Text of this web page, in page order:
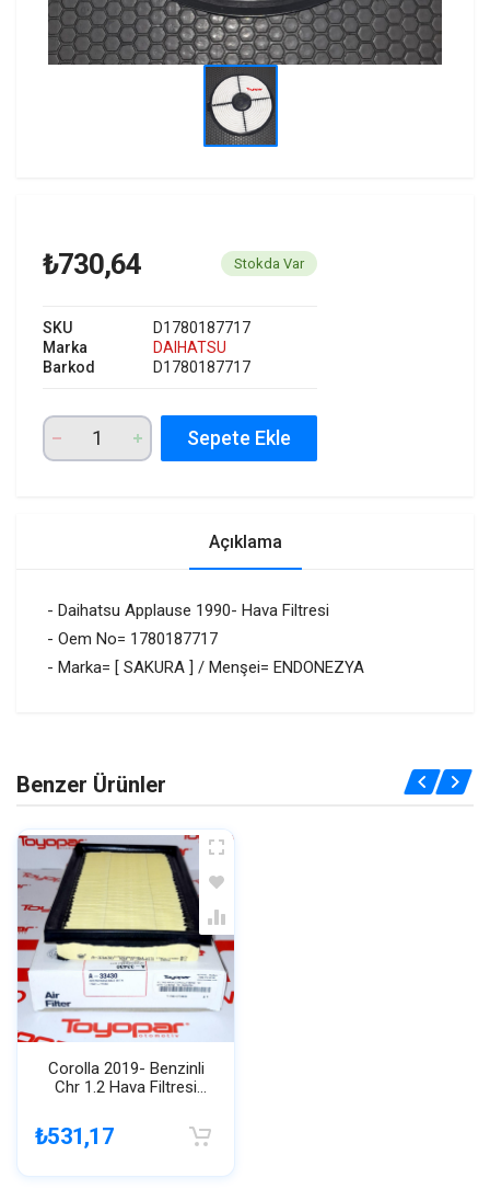
₺730,64 Stokda Var
SKU
D1780187717
Marka
DAIHATSU
Barkod
D1780187717
Sepete Ekle
Açıklama
- Daihatsu Applause 1990- Hava Filtresi
- Oem No= 1780187717
- Marka= [ SAKURA ] / Menşei= ENDONEZYA
Benzer Ürünler
Corolla 2019- Benzinli
Chr 1.2 Hava Filtresi
Enko
₺531,17